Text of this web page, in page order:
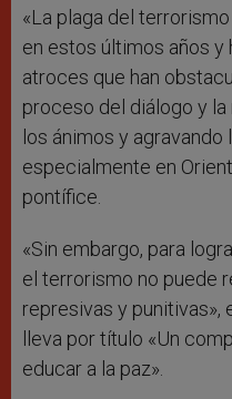
«La plaga del
en estos últimos años
atroces que han
proceso del diálogo y
los ánimos y agravando
especialmente en
pontífice.
«Sin embargo, para
el terrorismo no puede
represivas y punitivas»,
lleva por título «Un
educar a la paz».